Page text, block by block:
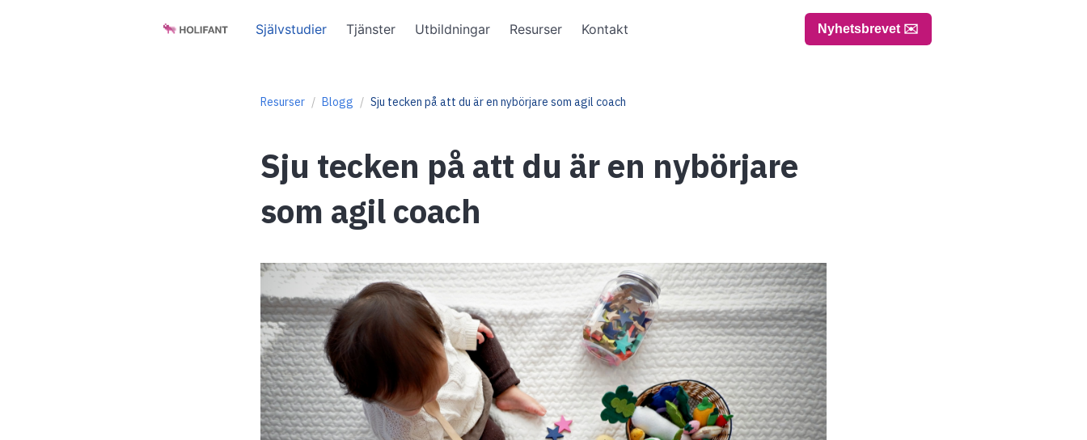
Självstudier Tjänster Utbildningar Resurser Kontakt Nyhetsbrevet ✉️
Resurser Blogg Sju tecken på att du är en nybörjare som agil coach
Sju tecken på att du är en nybörjare
som agil coach